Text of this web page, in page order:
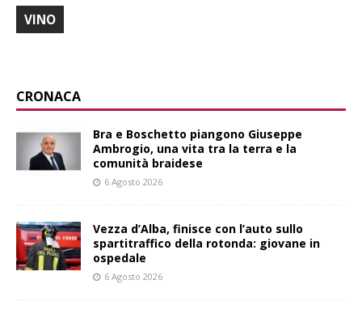
VINO
CRONACA
Bra e Boschetto piangono Giuseppe
Ambrogio, una vita tra la terra e la
comunità braidese
6 Agosto 2026
Vezza d’Alba, finisce con l’auto sullo
spartitraffico della rotonda: giovane in
ospedale
6 Agosto 2026